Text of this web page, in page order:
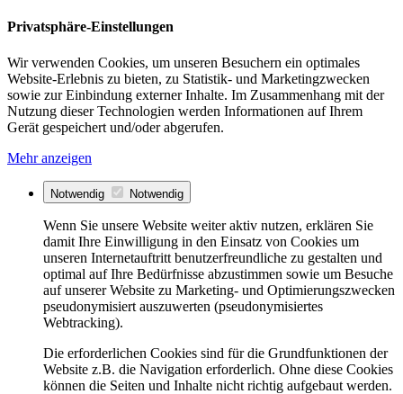
Privatsphäre-Einstellungen
Wir verwenden Cookies, um unseren Besuchern ein optimales
Website-Erlebnis zu bieten, zu Statistik- und Marketingzwecken
sowie zur Einbindung externer Inhalte. Im Zusammenhang mit der
Nutzung dieser Technologien werden Informationen auf Ihrem
Gerät gespeichert und/oder abgerufen.
Mehr anzeigen
Notwendig Notwendig
Wenn Sie unsere Website weiter aktiv nutzen, erklären Sie
damit Ihre Einwilligung in den Einsatz von Cookies um
unseren Internetauftritt benutzerfreundliche zu gestalten und
optimal auf Ihre Bedürfnisse abzustimmen sowie um Besuche
auf unserer Website zu Marketing- und Optimierungszwecken
pseudonymisiert auszuwerten (pseudonymisiertes
Webtracking).
Die erforderlichen Cookies sind für die Grundfunktionen der
Website z.B. die Navigation erforderlich. Ohne diese Cookies
können die Seiten und Inhalte nicht richtig aufgebaut werden.